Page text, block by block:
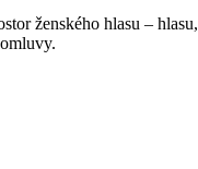
ženského hlasu –